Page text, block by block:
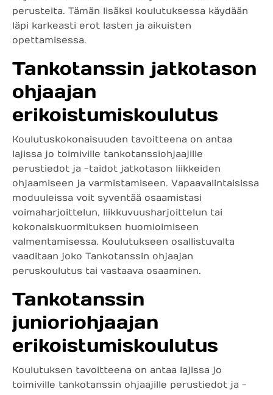
perusteita. Tämän lisäksi koulutuksessa käydään
läpi karkeasti erot lasten ja aikuisten
opettamisessa.
Tankotanssin jatkotason
ohjaajan
erikoistumiskoulutus
Koulutuskokonaisuuden tavoitteena on antaa
lajissa jo toimiville tankotanssiohjaajille
perustiedot ja -taidot jatkotason liikkeiden
ohjaamiseen ja varmistamiseen. Vapaavalintaisissa
moduuleissa voit syventää osaamistasi
voimaharjoittelun, liikkuvuusharjoittelun tai
kokonaiskuormituksen huomioimiseen
valmentamisessa. Koulutukseen osallistuvalta
vaaditaan joko Tankotanssin ohjaajan
peruskoulutus tai vastaava osaaminen.
Tankotanssin
junioriohjaajan
erikoistumiskoulutus
Koulutuksen tavoitteena on antaa lajissa jo
toimiville tankotanssin ohjaajille perustiedot ja -